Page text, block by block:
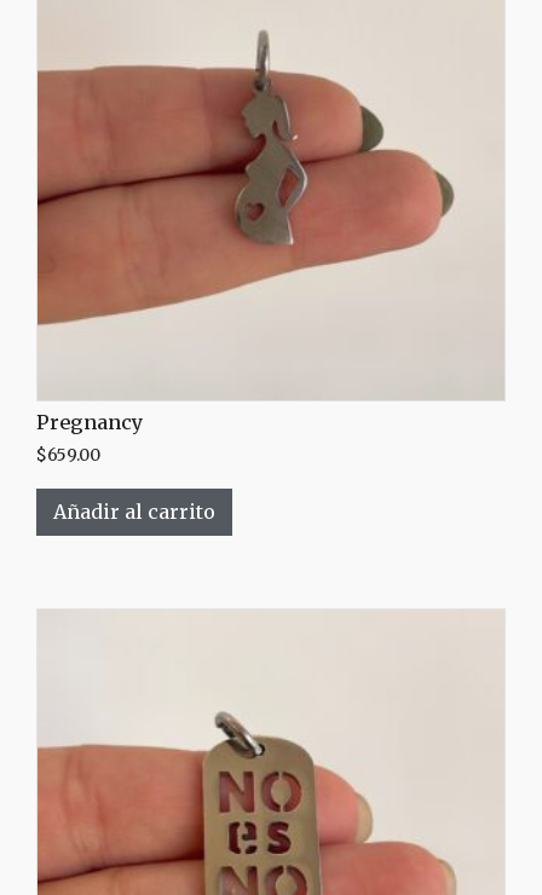
Pregnancy
$659.00
Añadir al carrito